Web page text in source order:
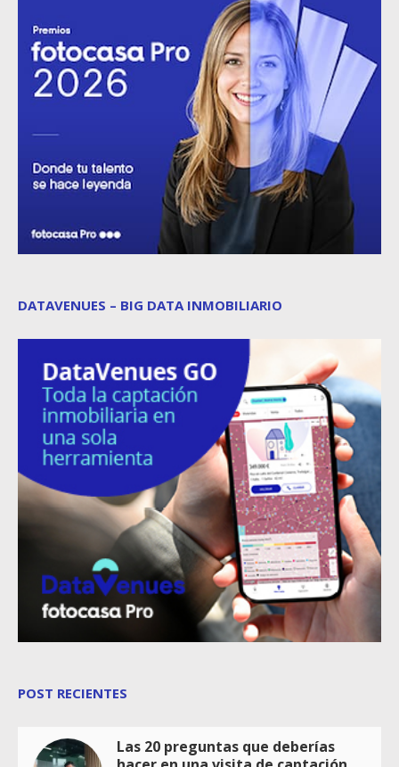
DATAVENUES – BIG DATA INMOBILIARIO
POST RECIENTES
Las 20 preguntas que deberías